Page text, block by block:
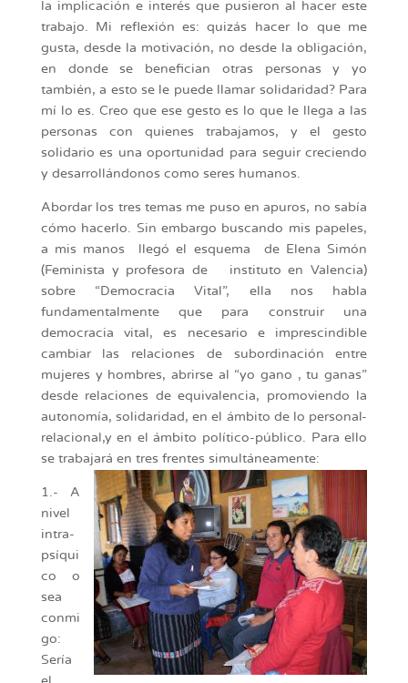
la implicación e interés que pusieron al hacer este
trabajo. Mi reflexión es: quizás hacer lo que me
gusta, desde la motivación, no desde la obligación,
en donde se benefician otras personas y yo
también, a esto se le puede llamar solidaridad? Para
mí lo es. Creo que ese gesto es lo que le llega a las
personas con quienes trabajamos, y el gesto
solidario es una oportunidad para seguir creciendo
y desarrollándonos como seres humanos.
Abordar los tres temas me puso en apuros, no sabía
cómo hacerlo. Sin embargo buscando mis papeles,
a mis manos llegó el esquema de Elena Simón
(Feminista y profesora de instituto en Valencia)
sobre “Democracia Vital”, ella nos habla
fundamentalmente que para construir una
democracia vital, es necesario e imprescindible
cambiar las relaciones de subordinación entre
mujeres y hombres, abrirse al “yo gano , tu ganas”
desde relaciones de equivalencia, promoviendo la
autonomía, solidaridad, en el ámbito de lo personal-
relacional,y en el ámbito político-público. Para ello
se trabajará en tres frentes simultáneamente:
1.- A
nivel
intra-
psíqui
co o
sea
conmi
go:
Sería